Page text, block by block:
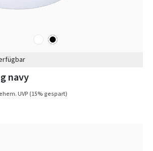
weißschwarz
navy
UVP(15% gespart)